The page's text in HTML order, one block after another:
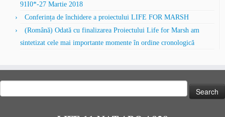
91I0*-27 Martie 2018
Conferința de închidere a proiectului LIFE FOR MARSH
(Română) Odată cu finalizarea Proiectului Life for Marsh am
sintetizat cele mai importante momente în ordine cronologică
for: